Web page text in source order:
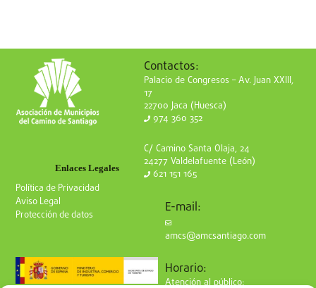
Enlaces Legales
Política de Privacidad
Aviso Legal
Protección de datos
Contactos:
Palacio de Congresos – Av. Juan XXIII,
17
22700 Jaca (Huesca)
974 360 352
C/ Camino Santa Olaja, 24
24277 Valdelafuente (León)
621 151 165
E-mail:
amcs@amcsantiago.com
Horario:
Atención al público: